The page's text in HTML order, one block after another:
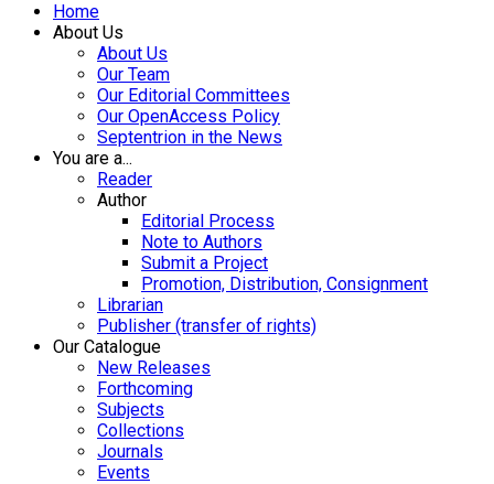
Home
About Us
About Us
Our Team
Our Editorial Committees
Our OpenAccess Policy
Septentrion in the News
You are a...
Reader
Author
Editorial Process
Note to Authors
Submit a Project
Promotion, Distribution, Consignment
Librarian
Publisher (transfer of rights)
Our Catalogue
New Releases
Forthcoming
Subjects
Collections
Journals
Events